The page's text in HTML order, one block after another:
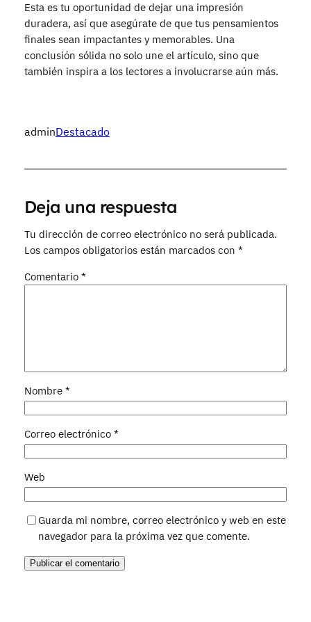
Esta es tu oportunidad de dejar una impresión
duradera, así que asegúrate de que tus pensamientos
finales sean impactantes y memorables. Una
conclusión sólida no solo une el artículo, sino que
también inspira a los lectores a involucrarse aún más.
adminDestacado
Deja una respuesta
Tu dirección de correo electrónico no será publicada.
Los campos obligatorios están marcados con *
Comentario *
Nombre *
Correo electrónico *
Web
Guarda mi nombre, correo electrónico y web en este
navegador para la próxima vez que comente.